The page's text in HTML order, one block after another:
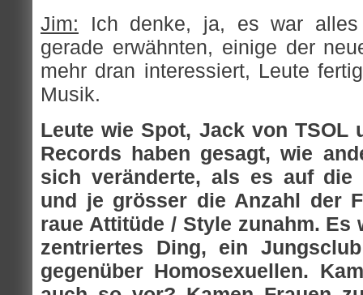
Jim: Ich denke, ja, es war
gerade erwähnten, einige der
mehr dran interessiert, Leute
Musik.
Leute wie Spot, Jack von TSOL
Records haben gesagt, wie
sich veränderte, als es auf die
und je grösser die Anzahl der
raue Attitüde / Style zunahm. Es
zentriertes Ding, ein
gegenüber Homosexuellen.